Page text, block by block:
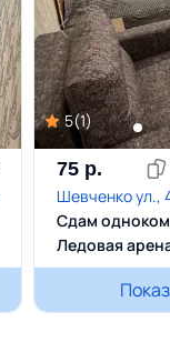
5(1)
75 р.
Шевченко ул.,
Сдам
Ледовая